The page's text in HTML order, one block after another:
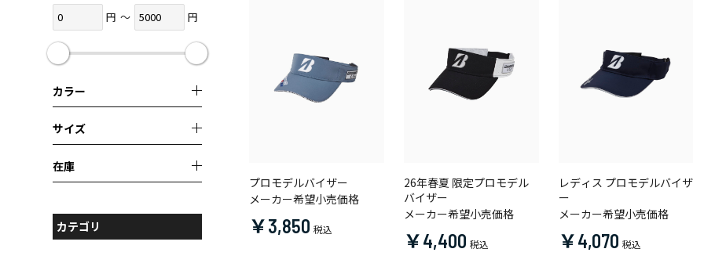
円 ～ 円
カラー
サイズ
在庫
カテゴリ
プロモデルバイザー
メーカー希望小売価格
￥3,850
26年春夏 限定プロモデル
バイザー
メーカー希望小売価格
￥4,400
レディス プロモデルバイザ
ー
メーカー希望小売価格
￥4,070